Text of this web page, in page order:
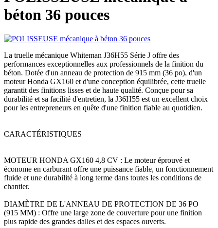
béton 36 pouces
La truelle mécanique Whiteman J36H55 Série J offre des
performances exceptionnelles aux professionnels de la finition du
béton. Dotée d'un anneau de protection de 915 mm (36 po), d'un
moteur Honda GX160 et d'une conception équilibrée, cette truelle
garantit des finitions lisses et de haute qualité. Conçue pour sa
durabilité et sa facilité d'entretien, la J36H55 est un excellent choix
pour les entrepreneurs en quête d'une finition fiable au quotidien.
CARACTÉRISTIQUES
MOTEUR HONDA GX160 4,8 CV : Le moteur éprouvé et
économe en carburant offre une puissance fiable, un fonctionnement
fluide et une durabilité à long terme dans toutes les conditions de
chantier.
DIAMÈTRE DE L'ANNEAU DE PROTECTION DE 36 PO
(915 MM) : Offre une large zone de couverture pour une finition
plus rapide des grandes dalles et des espaces ouverts.